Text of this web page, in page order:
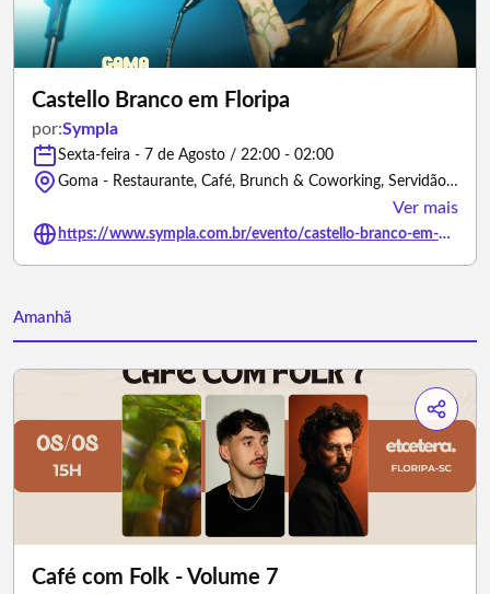
Castello Branco em Floripa
por:Sympla
Sexta-feira - 7 de Agosto / 22:00 - 02:00
Goma - Restaurante, Café, Brunch & Coworking, Servidão Sotero José de Farias - Florianópolis/Santa Catarina
Ver mais
https://www.sympla.com.br/evento/castello-branco-em-floripa/3451602
Amanhã
Café com Folk - Volume 7